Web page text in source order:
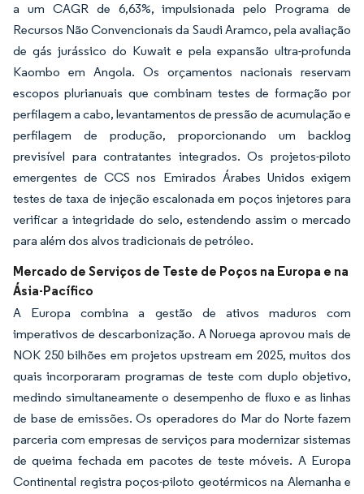
a um CAGR de 6,63%, impulsionada pelo Programa de
Recursos Não Convencionais da Saudi Aramco, pela avaliação
de gás jurássico do Kuwait e pela expansão ultra-profunda
Kaombo em Angola. Os orçamentos nacionais reservam
escopos plurianuais que combinam testes de formação por
perfilagem a cabo, levantamentos de pressão de acumulação e
perfilagem de produção, proporcionando um backlog
previsível para contratantes integrados. Os projetos-piloto
emergentes de CCS nos Emirados Árabes Unidos exigem
testes de taxa de injeção escalonada em poços injetores para
verificar a integridade do selo, estendendo assim o mercado
para além dos alvos tradicionais de petróleo.
Mercado de Serviços de Teste de Poços na Europa e na
Ásia-Pacífico
A Europa combina a gestão de ativos maduros com
imperativos de descarbonização. A Noruega aprovou mais de
NOK 250 bilhões em projetos upstream em 2025, muitos dos
quais incorporaram programas de teste com duplo objetivo,
medindo simultaneamente o desempenho de fluxo e as linhas
de base de emissões. Os operadores do Mar do Norte fazem
parceria com empresas de serviços para modernizar sistemas
de queima fechada em pacotes de teste móveis. A Europa
Continental registra poços-piloto geotérmicos na Alemanha e